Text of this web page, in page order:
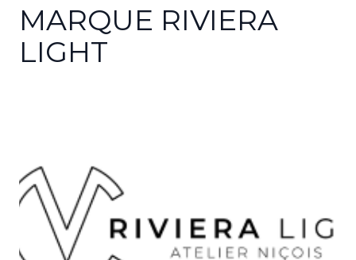
MARQUE RIVIERA
LIGHT